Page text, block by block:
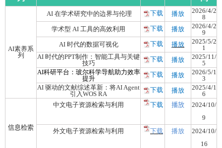
AI素养系
列
AI 在学术研究中的边界与伦理 下载 播放
2026/4/2
8
学术型 AI 工具的高效利用
下载 播放
2026/4/2
9
AI 时代的数据可视化
下载 播放
2025/5/2
1
AI 时代的PPT制作：智能工具与关键
技巧
下载 播放
2025/11/
5
AI科研平台：玻尔科学导航助力效率
提升
下载 播放
2026/5/1
3
AI 驱动的文献综述革新：将AI Agent
引入WOS RA
下载 播放
2025/4/1
6
信息检索
中文电子资源检索与利用 下载 播放
2024/10/
9
外文电子资源检索与利用
下载 播放
2024/10/
16